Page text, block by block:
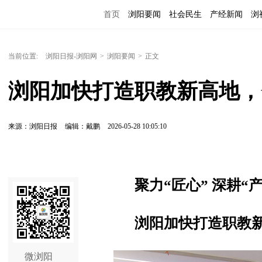
首页 浏阳要闻 社会民生 产经新闻 浏
当前位置: 浏阳日报-浏阳网 > 浏阳要闻 > 正文
浏阳加快打造职教新高地
来源：浏阳日报 编辑：戴鹏 2026-05-28 10:05:10
微浏阳
聚力“匠心” 深耕“
浏阳加快打造职教